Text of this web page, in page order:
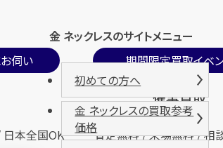
伺い
本全国OK
期間限定買取イベ
催事買取
査定無料 / 来場無料 / 相
金 ネックレスのサイトメニュー
初めての方へ
金 ネックレスの買取参考
価格